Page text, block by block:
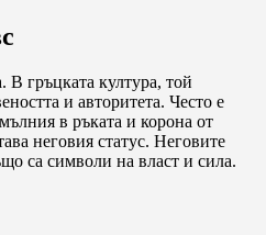
гръцката култура, той
и авторитета. Често е
в ръката и корона от
неговия статус. Неговите
са символи на власт и сила.